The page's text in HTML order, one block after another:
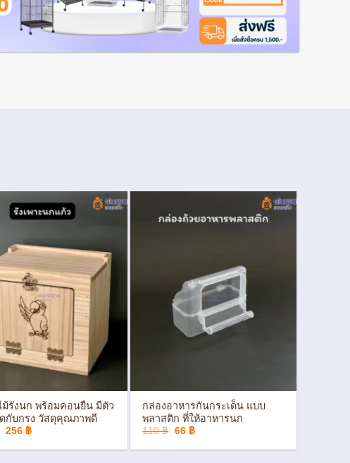
ม้รังนก พร้อมคอนยืน มีตัว
กับกรง วัสดุคุณภาพดี
Original
was:
256 ฿Current
is:
กล่องอาหารกันกระเด็น แบบ
พลาสติก ที่ให้อาหารนก
110฿ Original
was:
66 ฿Current
is: